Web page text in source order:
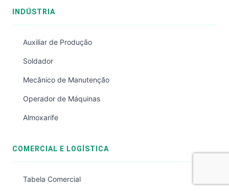
INDÚSTRIA
Auxiliar de Produção
Soldador
Mecânico de Manutenção
Operador de Máquinas
Almoxarife
COMERCIAL E LOGÍSTICA
Tabela Comercial